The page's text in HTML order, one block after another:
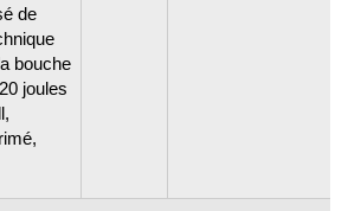
de
bouche
joules